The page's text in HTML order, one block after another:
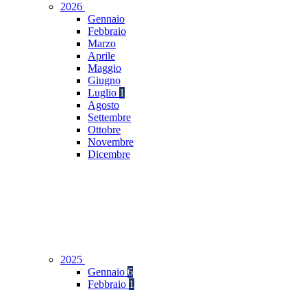
2026
Gennaio
Febbraio
Marzo
Aprile
Maggio
Giugno
Luglio 1
Agosto
Settembre
Ottobre
Novembre
Dicembre
2025
Gennaio 6
Febbraio 1